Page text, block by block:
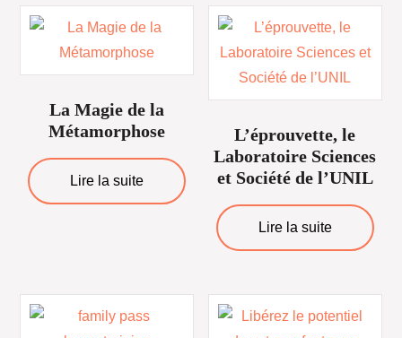
La Magie de la
Métamorphose
Lire la suite
L’éprouvette, le
Laboratoire Sciences
et Société de l’UNIL
Lire la suite